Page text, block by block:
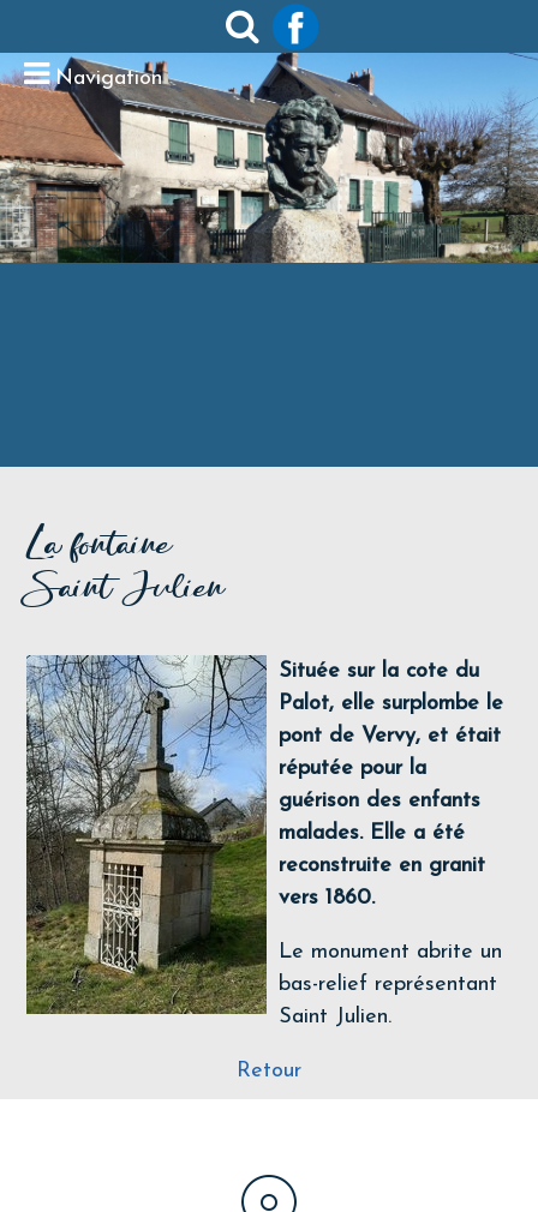
Navigation
La fontaine
Saint Julien
Située sur la cote du
Palot, elle surplombe le
pont de Vervy, et était
réputée pour la
guérison des enfants
malades. Elle a été
reconstruite en granit
vers 1860.
Le monument abrite un
bas-relief représentant
Saint Julien.
Retour